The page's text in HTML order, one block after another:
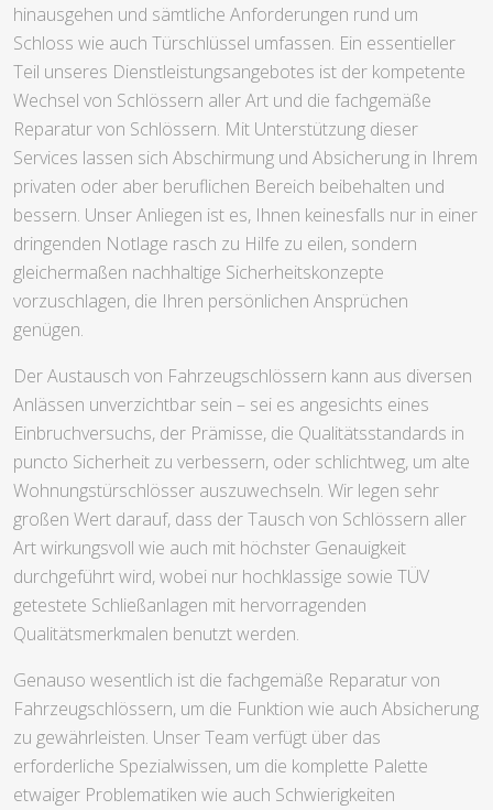
hinausgehen und sämtliche Anforderungen rund um
Schloss wie auch Türschlüssel umfassen. Ein essentieller
Teil unseres Dienstleistungsangebotes ist der kompetente
Wechsel von Schlössern aller Art und die fachgemäße
Reparatur von Schlössern. Mit Unterstützung dieser
Services lassen sich Abschirmung und Absicherung in Ihrem
privaten oder aber beruflichen Bereich beibehalten und
bessern. Unser Anliegen ist es, Ihnen keinesfalls nur in einer
dringenden Notlage rasch zu Hilfe zu eilen, sondern
gleichermaßen nachhaltige Sicherheitskonzepte
vorzuschlagen, die Ihren persönlichen Ansprüchen
genügen.
Der Austausch von Fahrzeugschlössern kann aus diversen
Anlässen unverzichtbar sein – sei es angesichts eines
Einbruchversuchs, der Prämisse, die Qualitätsstandards in
puncto Sicherheit zu verbessern, oder schlichtweg, um alte
Wohnungstürschlösser auszuwechseln. Wir legen sehr
großen Wert darauf, dass der Tausch von Schlössern aller
Art wirkungsvoll wie auch mit höchster Genauigkeit
durchgeführt wird, wobei nur hochklassige sowie TÜV
getestete Schließanlagen mit hervorragenden
Qualitätsmerkmalen benutzt werden.
Genauso wesentlich ist die fachgemäße Reparatur von
Fahrzeugschlössern, um die Funktion wie auch Absicherung
zu gewährleisten. Unser Team verfügt über das
erforderliche Spezialwissen, um die komplette Palette
etwaiger Problematiken wie auch Schwierigkeiten